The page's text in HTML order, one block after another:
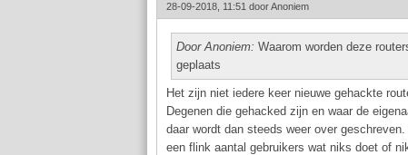
28-09-2018, 11:51 doorAnoniem
Door Anoniem: Waarom worden deze
geplaats
Het zijn niet iedere keer nieuwe gehackte
Degenen die gehacked zijn en waar de
daar wordt dan steeds weer over
een flink aantal gebruikers wat niks doet of